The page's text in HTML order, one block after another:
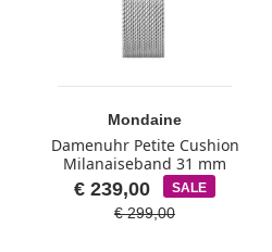
Mondaine
Damenuhr Petite Cushion
Milanaiseband 31 mm
€ 239,00 SALE
€ 299,00